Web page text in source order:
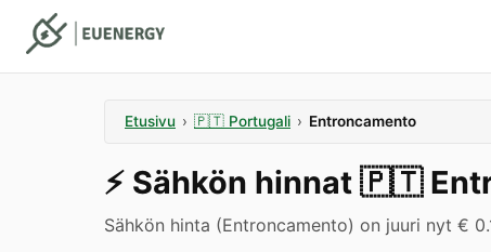
Etusivu › 🇵🇹 Portugali › Entroncamento
⚡️ Sähkön hinnat 🇵🇹
Sähkön hinta (Entroncamento) on juuri nyt €